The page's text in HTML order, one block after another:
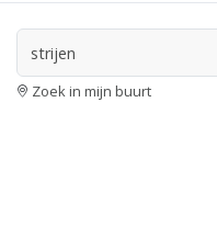
Zoek in mijn buurt